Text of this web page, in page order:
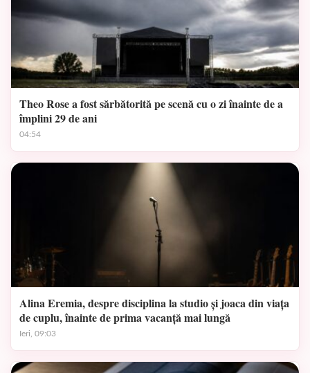
Theo Rose a fost sărbătorită pe scenă cu o zi înainte de a
împlini 29 de ani
04:54
Alina Eremia, despre disciplina la studio și joaca din viața
de cuplu, înainte de prima vacanță mai lungă
Ieri, 09:03